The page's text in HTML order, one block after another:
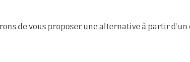
de vous proposer une alternative à partir